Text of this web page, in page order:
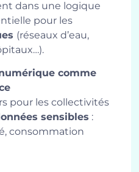
dans une logique
pour les
(réseaux d’eau,
comme
pour les collectivités
sensibles :
consommation